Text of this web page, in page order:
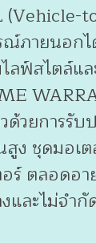
ภายนอก
ลฟ์สไตล์แ
ด้วยการรับ
สูง ชุดมอเ
ร์ ตลอดอา
และไม่จำ